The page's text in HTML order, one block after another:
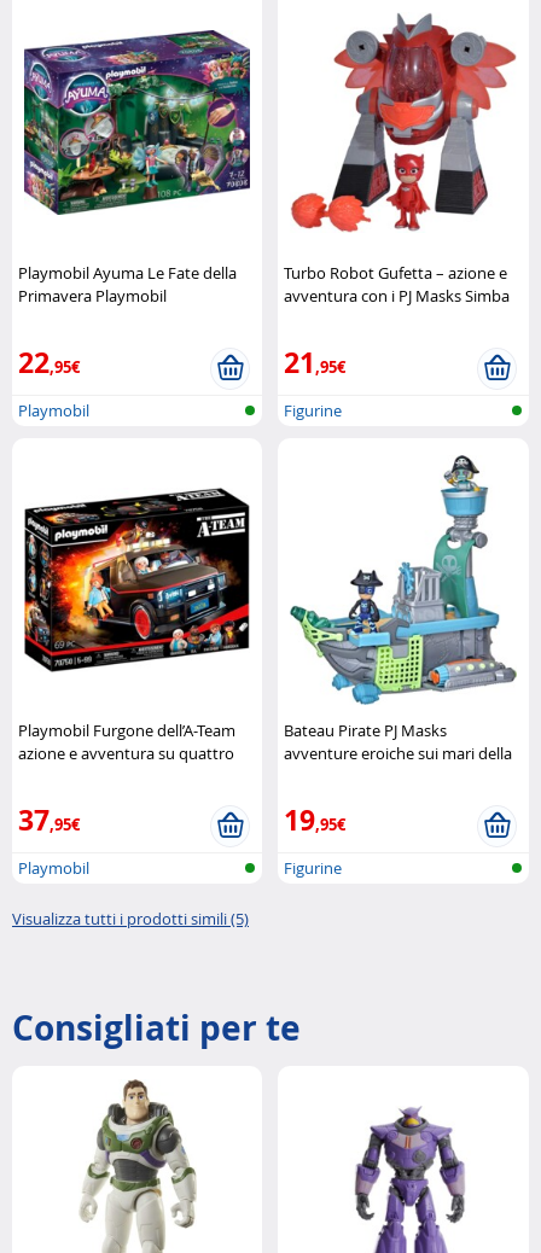
Playmobil Ayuma Le Fate della
Primavera Playmobil
22,95€
Playmobil
Turbo Robot Gufetta – azione e
avventura con i PJ Masks Simba
21,95€
Figurine
Playmobil Furgone dell’A-Team
azione e avventura su quattro
37,95€
Playmobil
Bateau Pirate PJ Masks
avventure eroiche sui mari della
19,95€
Figurine
Visualizza tutti i prodotti simili (5)
Consigliati per te